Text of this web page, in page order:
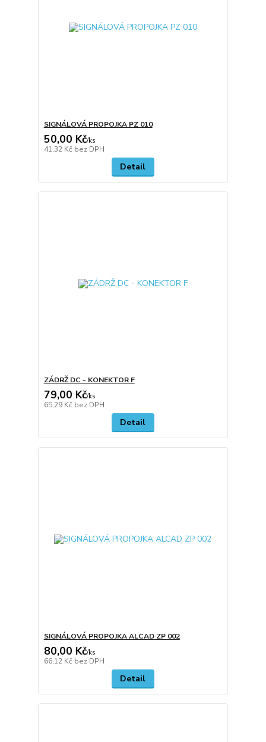
SIGNÁLOVÁ PROPOJKA PZ 010
50,00 Kč/ks
41,32 Kč bez DPH
Detail
ZÁDRŽ DC - KONEKTOR F
79,00 Kč/ks
65,29 Kč bez DPH
Detail
SIGNÁLOVÁ PROPOJKA ALCAD ZP 002
80,00 Kč/ks
66,12 Kč bez DPH
Detail